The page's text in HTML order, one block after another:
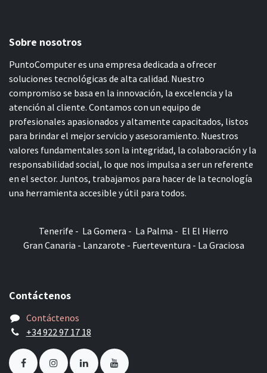
Sobre nosotros
PuntoComputer es una empresa dedicada a ofrecer
soluciones tecnológicas de alta calidad. Nuestro
compromiso se basa en la innovación, la excelencia y la
atención al cliente. Contamos con un equipo de
profesionales apasionados y altamente capacitados, listos
para brindar el mejor servicio y asesoramiento. Nuestros
valores fundamentales son la integridad, la colaboración y la
responsabilidad social, lo que nos impulsa a ser un referente
en el sector. Juntos, trabajamos para hacer de la tecnología
una herramienta accesible y útil para todos.
Tenerife - La Gomera - La Palma - El El Hierro
Gran Canaria - Lanzarote - Fuerteventura - La Graciosa
Contáctenos
Contáctenos
+34 922 97 17 18